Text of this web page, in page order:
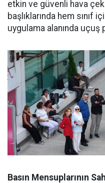
etkin ve güvenli hava
başlıklarında hem sınıf
uygulama alanında uçuş
Basın Mensuplarının